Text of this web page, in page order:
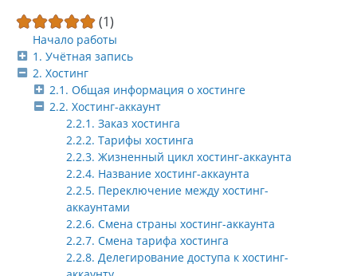
Начало работы
1. Учётная запись
2. Хостинг
2.1. Общая информация о хостинге
2.2. Хостинг-аккаунт
2.2.1. Заказ хостинга
2.2.2. Тарифы хостинга
2.2.3. Жизненный цикл хостинг-аккаунта
2.2.4. Название хостинг-аккаунта
2.2.5. Переключение между хостинг-
аккаунтами
2.2.6. Смена страны хостинг-аккаунта
2.2.7. Смена тарифа хостинга
2.2.8. Делегирование доступа к хостинг-
(1)